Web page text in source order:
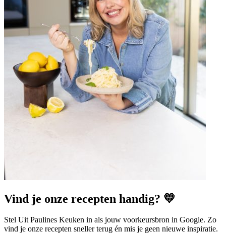
Vind je onze recepten handig? 💛
Stel Uit Paulines Keuken in als jouw voorkeursbron in Google. Zo
vind je onze recepten sneller terug én mis je geen nieuwe inspiratie.